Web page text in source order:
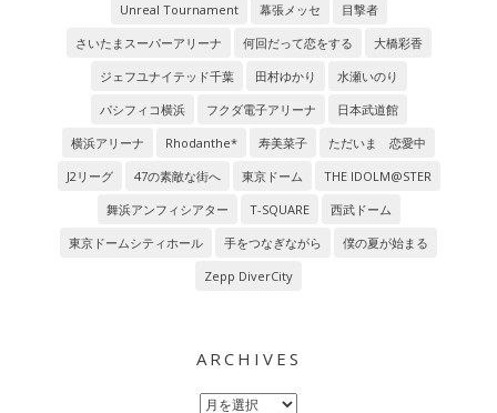
Unreal Tournament
幕張メッセ
目撃者
さいたまスーパーアリーナ
何回だって恋をする
大橋彩香
ジェフユナイテッド千葉
田村ゆかり
水瀬いのり
パシフィコ横浜
フクダ電子アリーナ
日本武道館
横浜アリーナ
Rhodanthe* 寿美菜子
ただいま 恋愛中
J2リーグ
47の素敵な街へ 東京ドーム
THE IDOLM@STER
舞浜アンフィシアター
T-SQUARE
西武ドーム
東京ドームシティホール
手をつなぎながら
僕の夏が始まる
Zepp DiverCity
ARCHIVES
Archives